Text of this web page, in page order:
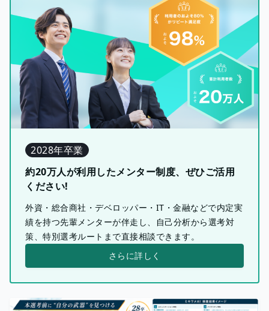
2028年卒業
約20万人が利用したメンター制度、ぜひご活用
ください!
外資・総合商社・デベロッパー・IT・金融などで内定実
績を持つ先輩メンターが伴走し、自己分析から選考対
策、特別選考ルートまで直接相談できます。
さらに詳しく